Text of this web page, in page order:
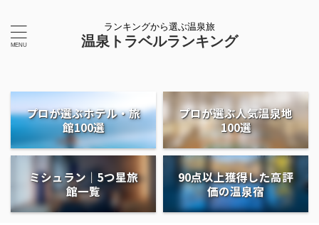
ランキングから選ぶ温泉旅
温泉トラベルランキング
プロが選ぶホテル・旅
館100選
プロが選ぶ人気温泉地
100選
ミシュラン｜5つ星旅
館一覧
90点以上獲得した高評
価の温泉宿